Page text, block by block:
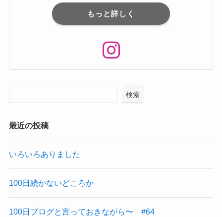
もっと詳しく
検索
最近の投稿
いろいろありました
100日続かないどころか
100日ブログと言っておきながら〜 #64